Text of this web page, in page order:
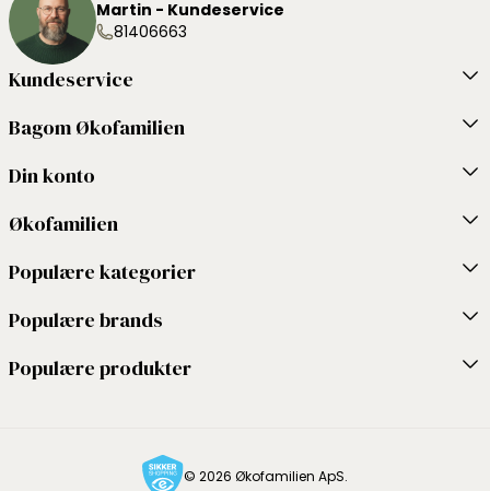
Martin - Kundeservice
81406663
Kundeservice
Bagom Økofamilien
Din konto
Økofamilien
Populære kategorier
Populære brands
Populære produkter
© 2026 Økofamilien ApS.